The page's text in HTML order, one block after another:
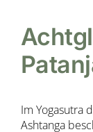
Im Yogasutra
Ashtanga